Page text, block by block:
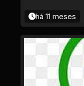
há 11 meses